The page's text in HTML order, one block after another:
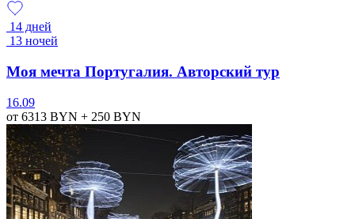
14 дней
13 ночей
Моя мечта Португалия. Авторский тур
16.09
от 6313 BYN + 250 BYN